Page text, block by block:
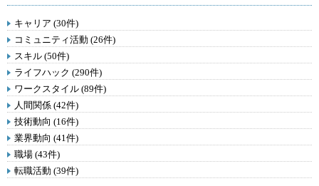
キャリア (30件)
コミュニティ活動 (26件)
スキル (50件)
ライフハック (290件)
ワークスタイル (89件)
人間関係 (42件)
技術動向 (16件)
業界動向 (41件)
職場 (43件)
転職活動 (39件)